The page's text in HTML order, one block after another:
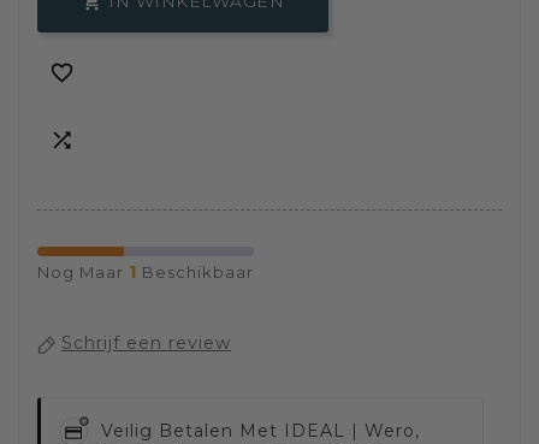


Nog Maar 1 Beschikbaar
Schrijf een review
Veilig Betalen Met IDEAL | Wero,